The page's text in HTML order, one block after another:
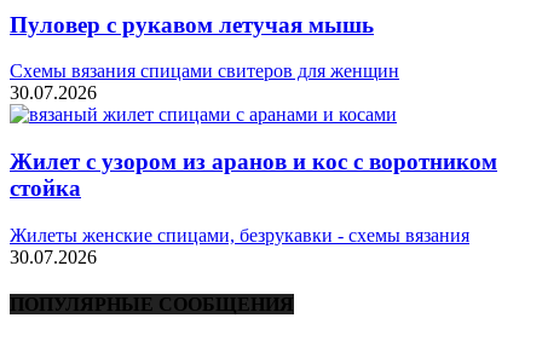
Пуловер с рукавом летучая мышь
Схемы вязания спицами свитеров для женщин
30.07.2026
Жилет с узором из аранов и кос с воротником
стойка
Жилеты женские спицами, безрукавки - схемы вязания
30.07.2026
ПОПУЛЯРНЫЕ СООБЩЕНИЯ